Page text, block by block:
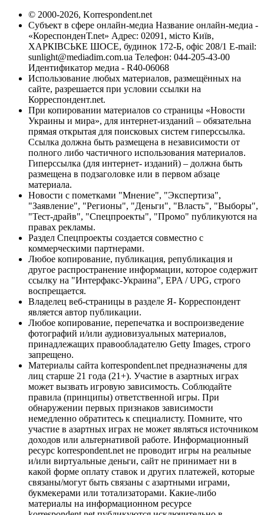
© 2000-2026, Korrespondent.net
Субъект в сфере онлайн-медиа Название онлайн-медиа -
«КореспонденТ.net» Адрес: 02091, місто Київ,
ХАРКІВСЬКЕ ШОСЕ, будинок 172-Б, офіс 208/1 E-mail:
sunlight@mediadim.com.ua Телефон: 044-205-43-00
Идентификатор медиа - R40-06068
Использование любых материалов, размещённых на
сайте, разрешается при условии ссылки на
Корреспондент.net.
При копировании материалов со страницы «Новости
Украины и мира», для интернет-изданий – обязательна
прямая открытая для поисковых систем гиперссылка.
Ссылка должна быть размещена в независимости от
полного либо частичного использования материалов.
Гиперссылка (для интернет- изданий) – должна быть
размещена в подзаголовке или в первом абзаце
материала.
Новости с пометками "Мнение", "Экспертиза",
"Заявление", "Регионы", "Деньги", "Власть", "Выборы",
"Тест-драйв", "Спецпроекты", "Промо" публикуются на
правах рекламы.
Раздел Спецпроекты создается совместно с
коммерческими партнерами.
Любое копирование, публикация, републикация и
другое распространение информации, которое содержит
ссылку на "Интерфакс-Украина", EPA / UPG, строго
воспрещается.
Владелец веб-страницы в разделе Я- Корреспондент
является автор публикации.
Любое копирование, перепечатка и воспроизведение
фотографий и/или аудиовизуальных материалов,
принадлежащих правообладателю Getty Images, строго
запрещено.
Материалы сайта korrespondent.net предназначены для
лиц старше 21 года (21+). Участие в азартных играх
может вызвать игровую зависимость. Соблюдайте
правила (принципы) ответственной игры. При
обнаружении первых признаков зависимости
немедленно обратитесь к специалисту. Помните, что
участие в азартных играх не может являться источником
доходов или альтернативой работе. Информационный
ресурс korrespondent.net не проводит игры на реальные
и/или виртуальные деньги, сайт не принимает ни в
какой форме оплату ставок и других платежей, которые
связаны/могут быть связаны с азартными играми,
букмекерами или тотализаторами. Какие-либо
материалы на информационном ресурсе